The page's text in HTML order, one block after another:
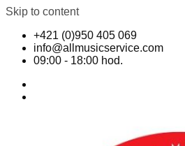
Skip to content
+421 (0)950 405 069
info@allmusicservice.com
09:00 - 18:00 hod.